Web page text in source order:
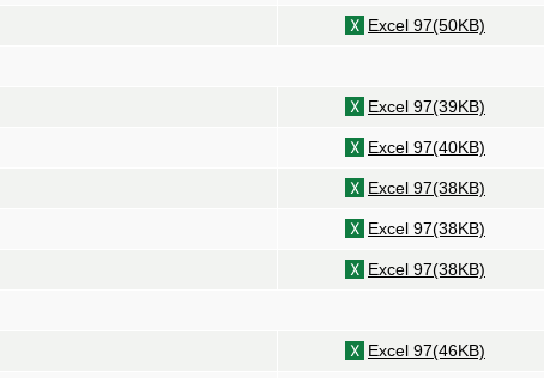
Excel 97(50KB)
Excel 97(39KB)
Excel 97(40KB)
Excel 97(38KB)
Excel 97(38KB)
Excel 97(38KB)
Excel 97(46KB)